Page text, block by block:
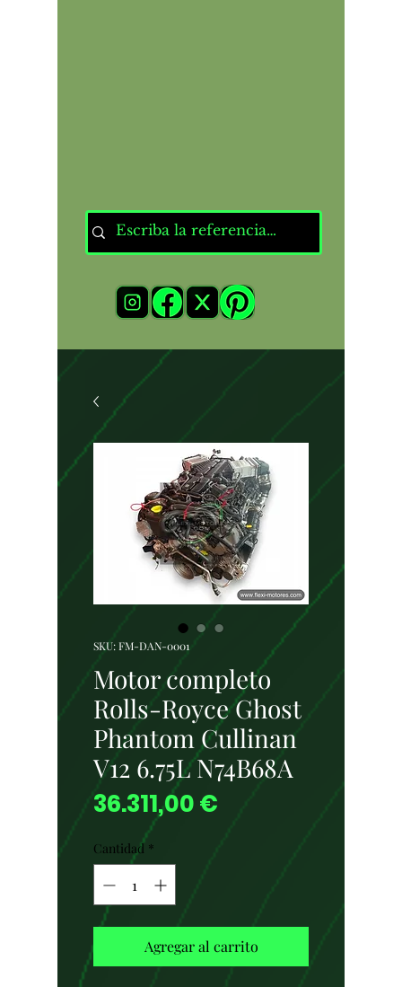
SKU: FM-DAN-0001
Motor completo
Rolls-Royce Ghost
Phantom Cullinan
V12 6.75L N74B68A
36.311,00 €
Cantidad *
Agregar al carrito